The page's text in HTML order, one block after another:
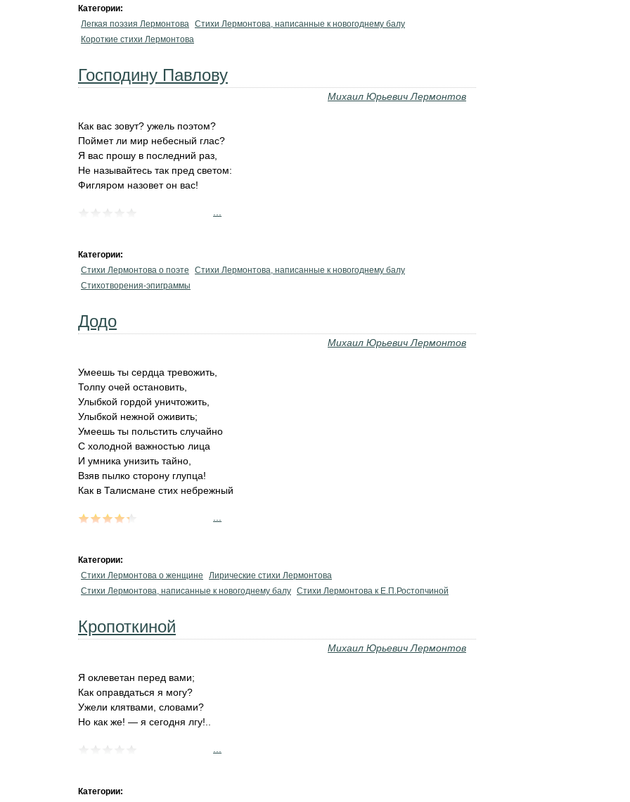
Категории:
Легкая поэзия Лермонтова Стихи Лермонтова, написанные к новогоднему балу
Короткие стихи Лермонтова
Господину Павлову
Михаил Юрьевич Лермонтов
Как вас зовут? ужель поэтом?
Поймет ли мир небесный глас?
Я вас прошу в последний раз,
Не называйтесь так пред светом:
Фигляром назовет он вас!
Категории:
Стихи Лермонтова о поэте
Стихи Лермонтова, написанные к новогоднему балу
Стихотворения-эпиграммы
Додо
Михаил Юрьевич Лермонтов
Умеешь ты сердца тревожить,
Толпу очей остановить,
Улыбкой гордой уничтожить,
Улыбкой нежной оживить;
Умеешь ты польстить случайно
С холодной важностью лица
И умника унизить тайно,
Взяв пылко сторону глупца!
Как в Талисмане стих небрежный
Категории:
Стихи Лермонтова о женщине
Лирические стихи Лермонтова
Стихи Лермонтова, написанные к новогоднему балу Стихи Лермонтова к Е.П.Ростопчиной
Кропоткиной
Михаил Юрьевич Лермонтов
Я оклеветан перед вами;
Как оправдаться я могу?
Ужели клятвами, словами?
Но как же! — я сегодня лгу!..
Категории: